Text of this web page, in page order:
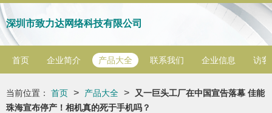
深圳市致力达网络科技有限公司
首页 企业简介 产品大全 联系我们 企业信息 访客
当前位置： 首页 > 产品大全 >
又一巨头工厂在中国宣告落幕 佳能
珠海宣布停产！相机真的死于手机吗？